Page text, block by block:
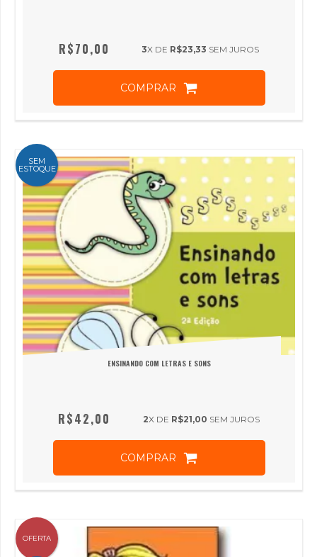
R$70,00 3X DE R$23,33 SEM JUROS
COMPRAR
SEM
ESTOQUE
ENSINANDO COM LETRAS E SONS
R$42,00 2X DE R$21,00 SEM JUROS
COMPRAR
OFERTA